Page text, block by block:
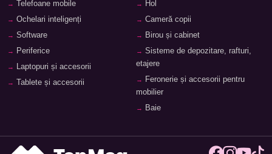
Telefoane mobile
Ochelari inteligenți
Software
Periferice
Laptopuri și accesorii
Tablete și accesorii
Hol
Cameră copii
Birou și cabinet
Sisteme de depozitare, rafturi,
etajere
Feronerie și accesorii pentru
mobilier
Baie